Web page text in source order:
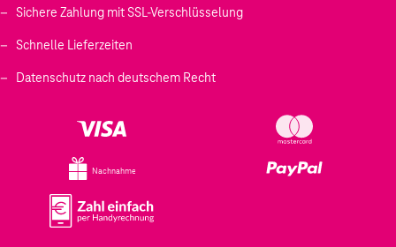
Sichere Zahlung mit SSL-Verschlüsselung
Schnelle Lieferzeiten
Datenschutz nach deutschem Recht
Nachnahme